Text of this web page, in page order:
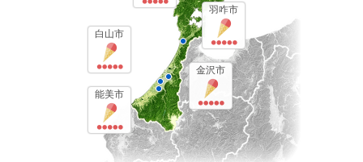
金沢市
羽咋市
白山市
能美市